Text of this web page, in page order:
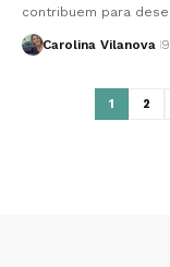
contribuem para
Carolina Vilanova
1 2